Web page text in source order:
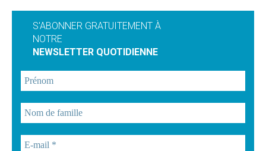
S'ABONNER GRATUITEMENT À
NOTRE
NEWSLETTER QUOTIDIENNE